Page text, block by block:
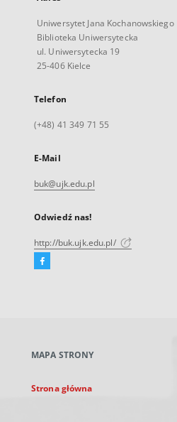
Uniwersytet Jana Kochanowskiego
Biblioteka Uniwersytecka
ul. Uniwersytecka 19
25-406 Kielce
Telefon
(+48) 41 349 71 55
E-Mail
buk@ujk.edu.pl
Odwiedź nas!
http://buk.ujk.edu.pl/
Facebook
karcie
MAPA STRONY
Strona główna